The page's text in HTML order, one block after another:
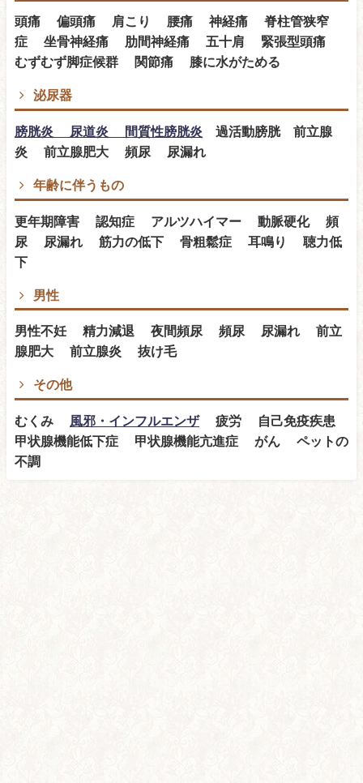
頭痛 偏頭痛 肩こり 腰痛 神経痛 脊柱管狭窄
症 坐骨神経痛 肋間神経痛 五十肩 緊張型頭痛
むずむず脚症候群 関節痛 膝に水がためる
泌尿器
膀胱炎 尿道炎 間質性膀胱炎 過活動膀胱 前立腺
炎 前立腺肥大 頻尿 尿漏れ
年齢に伴うもの
更年期障害 認知症 アルツハイマー 動脈硬化 頻
尿 尿漏れ 筋力の低下 骨粗鬆症 耳鳴り 聴力低
下
男性
男性不妊 精力減退 夜間頻尿 頻尿 尿漏れ 前立
腺肥大 前立腺炎 抜け毛
その他
むくみ 風邪・インフルエンザ疲労 自己免疫疾患
甲状腺機能低下症 甲状腺機能亢進症 がん ペットの
不調